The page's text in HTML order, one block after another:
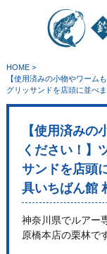
HOME>
【使用済みの小物やワーム
グリッサンドを店頭に並べ
【使用済みの
ください！】
サンドを店頭
具いちばん館
神奈川県でルアー
原橋本店の栗林で